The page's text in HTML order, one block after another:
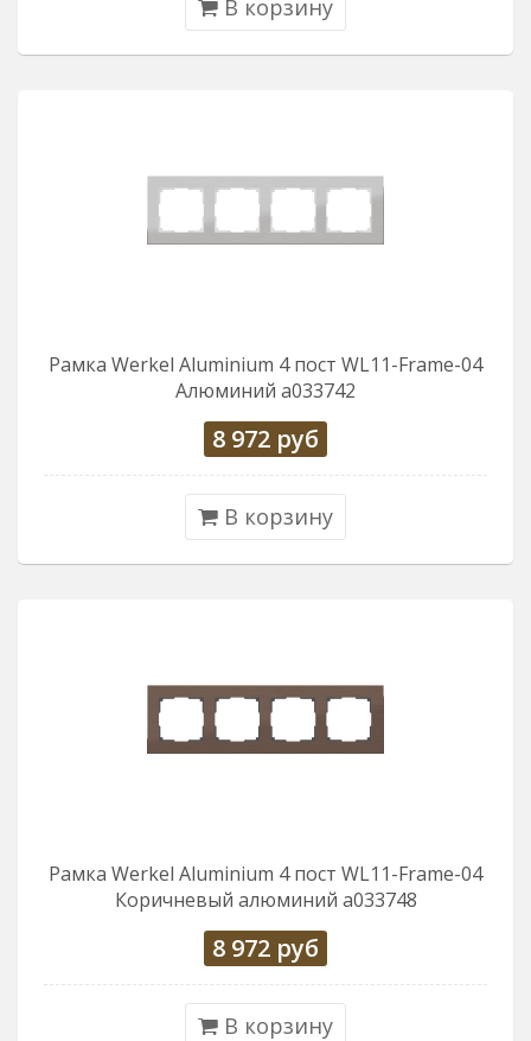
В корзину
Рамка Werkel Aluminium 4 пост WL11-Frame-04
Алюминий a033742
8 972 руб
В корзину
Рамка Werkel Aluminium 4 пост WL11-Frame-04
Коричневый алюминий a033748
8 972 руб
В корзину